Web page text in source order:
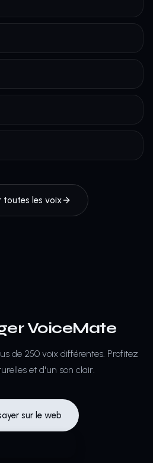
toutes les voix
VoiceMate
de 250 voix différentes. Profitez
et d'un son clair.
sur le web